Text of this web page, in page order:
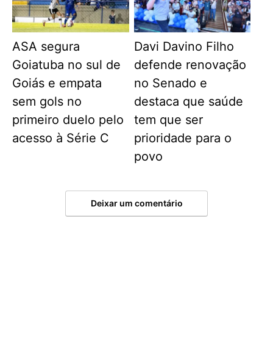
ASA segura
Goiatuba no sul de
Goiás e empata
sem gols no
primeiro duelo pelo
acesso à Série C
Davi Davino Filho
defende renovação
no Senado e
destaca que saúde
tem que ser
prioridade para o
povo
Deixar um comentário